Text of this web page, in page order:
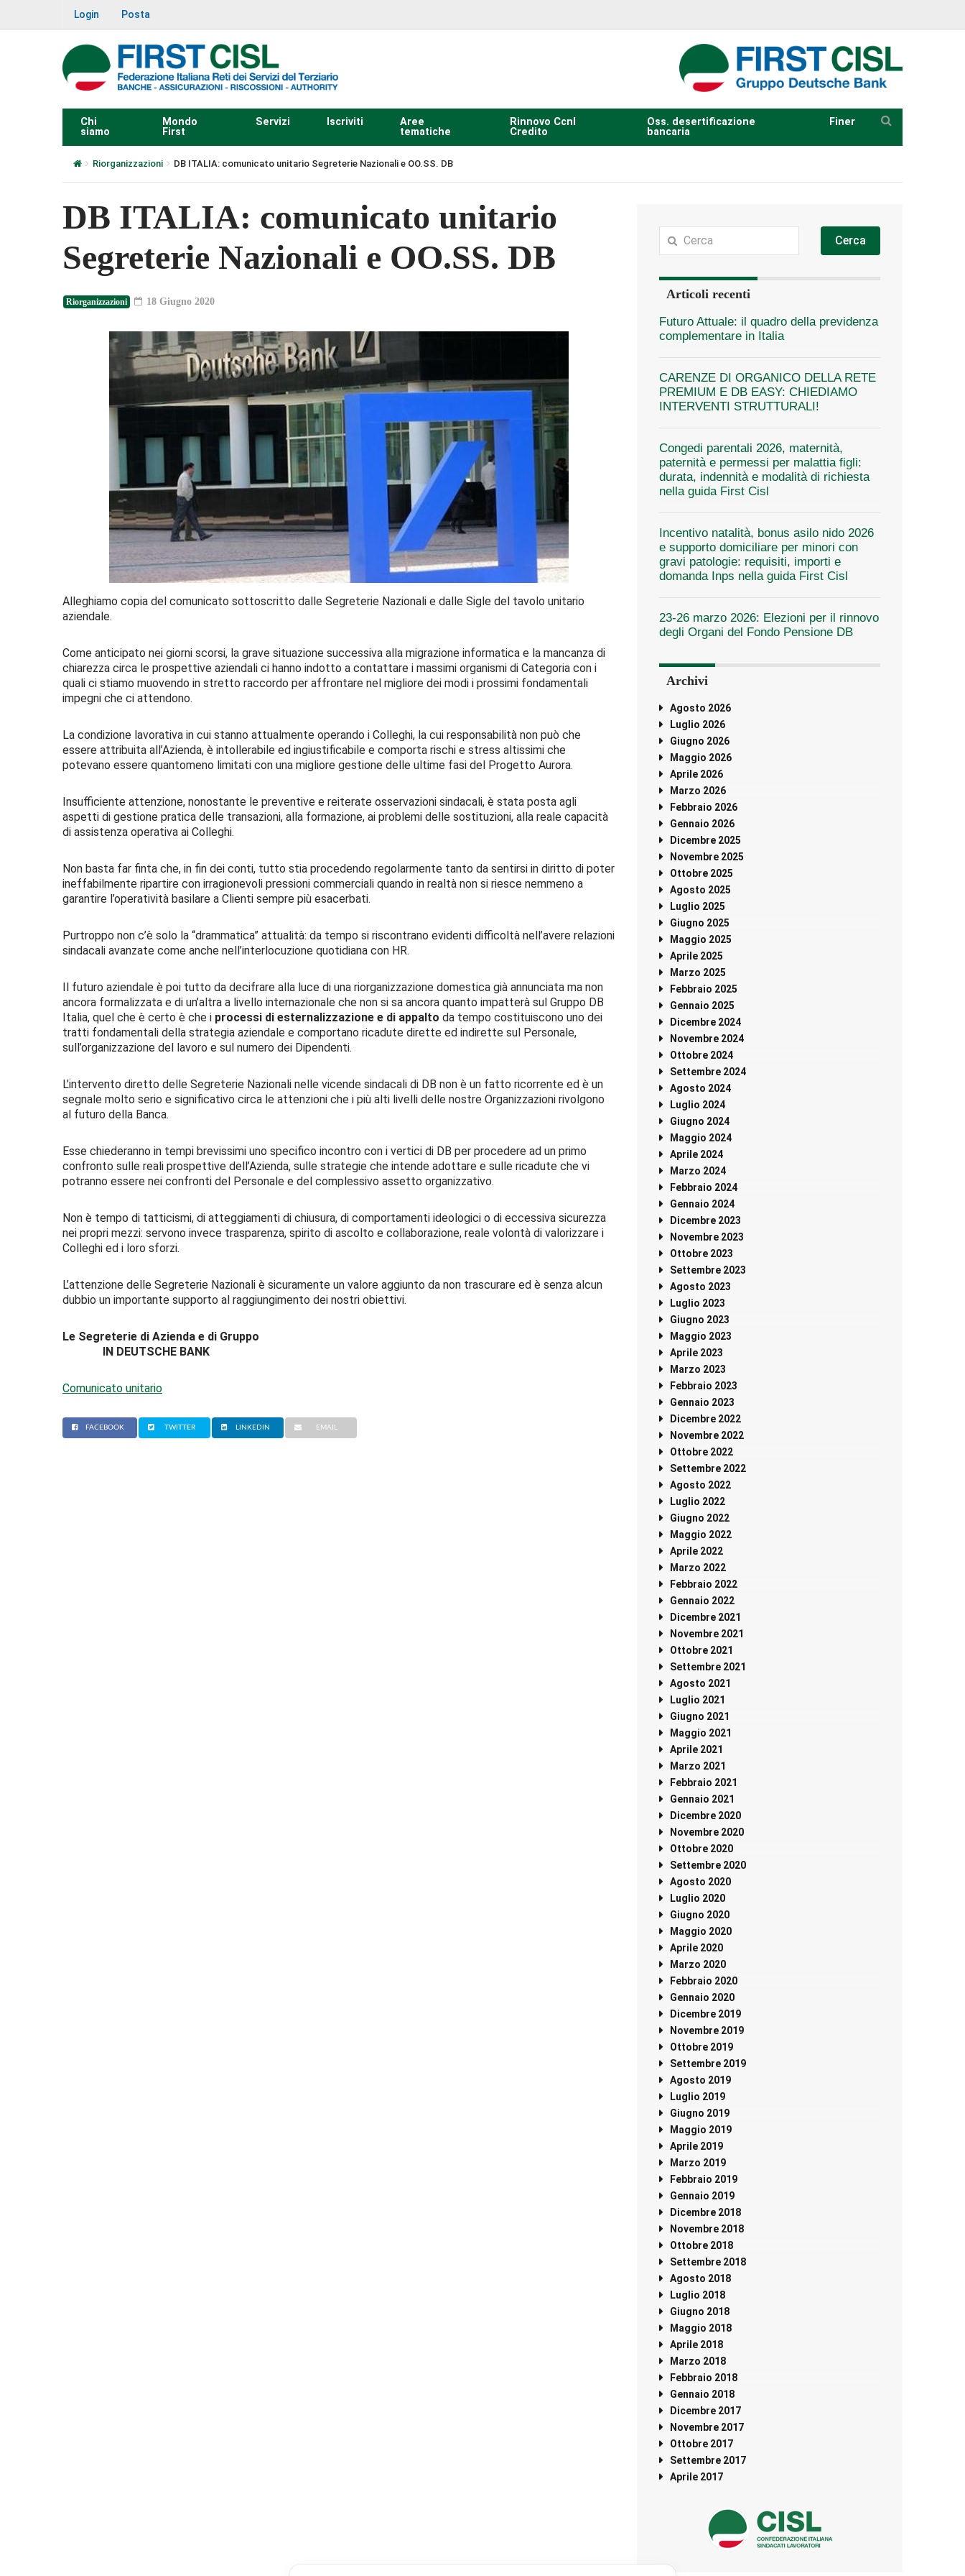
Login Posta
Chi
siamo
Mondo
First
Servizi Iscriviti
Aree
tematiche
Rinnovo Ccnl
Credito
Oss. desertificazione
bancaria
Finer
Riorganizzazioni DB ITALIA: comunicato unitario Segreterie Nazionali e OO.SS. DB
DB ITALIA: comunicato unitario
Segreterie Nazionali e OO.SS. DB
Riorganizzazioni 18 Giugno 2020
Alleghiamo copia del comunicato sottoscritto dalle Segreterie Nazionali e dalle Sigle del tavolo unitario
aziendale.
Come anticipato nei giorni scorsi, la grave situazione successiva alla migrazione informatica e la mancanza di
chiarezza circa le prospettive aziendali ci hanno indotto a contattare i massimi organismi di Categoria con i
quali ci stiamo muovendo in stretto raccordo per affrontare nel migliore dei modi i prossimi fondamentali
impegni che ci attendono.
La condizione lavorativa in cui stanno attualmente operando i Colleghi, la cui responsabilità non può che
essere attribuita all’Azienda, è intollerabile ed ingiustificabile e comporta rischi e stress altissimi che
potevano essere quantomeno limitati con una migliore gestione delle ultime fasi del Progetto Aurora.
Insufficiente attenzione, nonostante le preventive e reiterate osservazioni sindacali, è stata posta agli
aspetti di gestione pratica delle transazioni, alla formazione, ai problemi delle sostituzioni, alla reale capacità
di assistenza operativa ai Colleghi.
Non basta far finta che, in fin dei conti, tutto stia procedendo regolarmente tanto da sentirsi in diritto di poter
ineffabilmente ripartire con irragionevoli pressioni commerciali quando in realtà non si riesce nemmeno a
garantire l’operatività basilare a Clienti sempre più esacerbati.
Purtroppo non c’è solo la “drammatica” attualità: da tempo si riscontrano evidenti difficoltà nell’avere relazioni
sindacali avanzate come anche nell’interlocuzione quotidiana con HR.
Il futuro aziendale è poi tutto da decifrare alla luce di una riorganizzazione domestica già annunciata ma non
ancora formalizzata e di un’altra a livello internazionale che non si sa ancora quanto impatterà sul Gruppo DB
Italia, quel che è certo è che i processi di esternalizzazione e di appalto da tempo costituiscono uno dei
tratti fondamentali della strategia aziendale e comportano ricadute dirette ed indirette sul Personale,
sull’organizzazione del lavoro e sul numero dei Dipendenti.
L’intervento diretto delle Segreterie Nazionali nelle vicende sindacali di DB non è un fatto ricorrente ed è un
segnale molto serio e significativo circa le attenzioni che i più alti livelli delle nostre Organizzazioni rivolgono
al futuro della Banca.
Esse chiederanno in tempi brevissimi uno specifico incontro con i vertici di DB per procedere ad un primo
confronto sulle reali prospettive dell’Azienda, sulle strategie che intende adottare e sulle ricadute che vi
potranno essere nei confronti del Personale e del complessivo assetto organizzativo.
Non è tempo di tatticismi, di atteggiamenti di chiusura, di comportamenti ideologici o di eccessiva sicurezza
nei propri mezzi: servono invece trasparenza, spirito di ascolto e collaborazione, reale volontà di valorizzare i
Colleghi ed i loro sforzi.
L’attenzione delle Segreterie Nazionali è sicuramente un valore aggiunto da non trascurare ed è senza alcun
dubbio un importante supporto al raggiungimento dei nostri obiettivi.
Le Segreterie di Azienda e di Gruppo
IN DEUTSCHE BANK
Comunicato unitario
FACEBOOK TWITTER LINKEDIN EMAIL
Cerca
Articoli recenti
Futuro Attuale: il quadro della previdenza
complementare in Italia
CARENZE DI ORGANICO DELLA RETE
PREMIUM E DB EASY: CHIEDIAMO
INTERVENTI STRUTTURALI!
Congedi parentali 2026, maternità,
paternità e permessi per malattia figli:
durata, indennità e modalità di richiesta
nella guida First Cisl
Incentivo natalità, bonus asilo nido 2026
e supporto domiciliare per minori con
gravi patologie: requisiti, importi e
domanda Inps nella guida First Cisl
23-26 marzo 2026: Elezioni per il rinnovo
degli Organi del Fondo Pensione DB
Archivi
Agosto 2026
Luglio 2026
Giugno 2026
Maggio 2026
Aprile 2026
Marzo 2026
Febbraio 2026
Gennaio 2026
Dicembre 2025
Novembre 2025
Ottobre 2025
Agosto 2025
Luglio 2025
Giugno 2025
Maggio 2025
Aprile 2025
Marzo 2025
Febbraio 2025
Gennaio 2025
Dicembre 2024
Novembre 2024
Ottobre 2024
Settembre 2024
Agosto 2024
Luglio 2024
Giugno 2024
Maggio 2024
Aprile 2024
Marzo 2024
Febbraio 2024
Gennaio 2024
Dicembre 2023
Novembre 2023
Ottobre 2023
Settembre 2023
Agosto 2023
Luglio 2023
Giugno 2023
Maggio 2023
Aprile 2023
Marzo 2023
Febbraio 2023
Gennaio 2023
Dicembre 2022
Novembre 2022
Ottobre 2022
Settembre 2022
Agosto 2022
Luglio 2022
Giugno 2022
Maggio 2022
Aprile 2022
Marzo 2022
Febbraio 2022
Gennaio 2022
Dicembre 2021
Novembre 2021
Ottobre 2021
Settembre 2021
Agosto 2021
Luglio 2021
Giugno 2021
Maggio 2021
Aprile 2021
Marzo 2021
Febbraio 2021
Gennaio 2021
Dicembre 2020
Novembre 2020
Ottobre 2020
Settembre 2020
Agosto 2020
Luglio 2020
Giugno 2020
Maggio 2020
Aprile 2020
Marzo 2020
Febbraio 2020
Gennaio 2020
Dicembre 2019
Novembre 2019
Ottobre 2019
Settembre 2019
Agosto 2019
Luglio 2019
Giugno 2019
Maggio 2019
Aprile 2019
Marzo 2019
Febbraio 2019
Gennaio 2019
Dicembre 2018
Novembre 2018
Ottobre 2018
Settembre 2018
Agosto 2018
Luglio 2018
Giugno 2018
Maggio 2018
Aprile 2018
Marzo 2018
Febbraio 2018
Gennaio 2018
Dicembre 2017
Novembre 2017
Ottobre 2017
Settembre 2017
Aprile 2017